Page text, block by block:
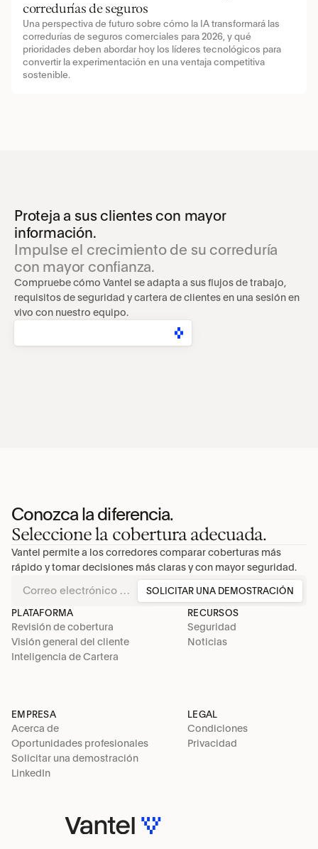
corredurías de seguros
Una perspectiva de futuro sobre cómo la IA transformará las
corredurías de seguros comerciales para 2026, y qué
prioridades deben abordar hoy los líderes tecnológicos para
convertir la experimentación en una ventaja competitiva
sostenible.
Proteja a sus clientes con mayor
información.
Impulse el crecimiento de su correduría
con mayor confianza.
Compruebe cómo Vantel se adapta a sus flujos de trabajo,
requisitos de seguridad y cartera de clientes en una sesión en
vivo con nuestro equipo.
Conozca la diferencia.
Seleccione la cobertura adecuada.
Vantel permite a los corredores comparar coberturas más
rápido y tomar decisiones más claras y con mayor seguridad.
SOLICITAR UNA DEMOSTRACIÓN
PLATAFORMA
Revisión de cobertura
Visión general del cliente
Inteligencia de Cartera
RECURSOS
Seguridad
Noticias
EMPRESA
Acerca de
Oportunidades profesionales
Solicitar una demostración
LinkedIn
LEGAL
Condiciones
Privacidad